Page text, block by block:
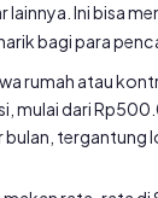
Ini bisa
bagi para
rumah atau
mulai dari
tergantung